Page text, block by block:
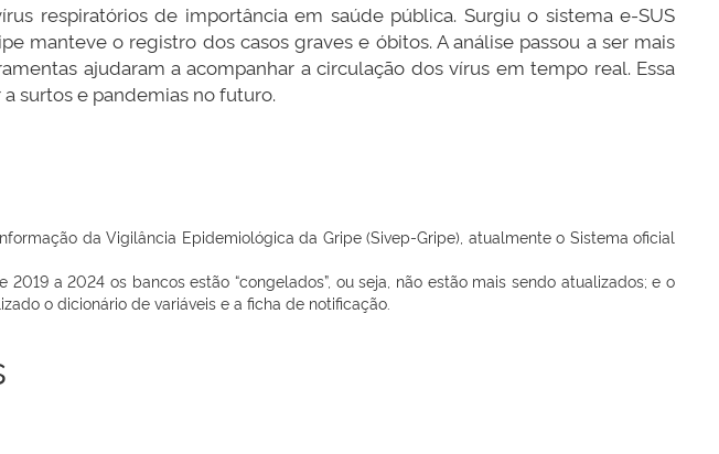
respiratórios de importância em saúde pública. Surgiu o sistema e-SUS
manteve o registro dos casos graves e óbitos. A análise passou a ser mais
ajudaram a acompanhar a circulação dos vírus em tempo real. Essa
surtos e pandemias no futuro.
da Vigilância Epidemiológica da Gripe (Sivep-Gripe), atualmente o Sistema oficial
a 2024 os bancos estão “congelados”, ou seja, não estão mais sendo atualizados; e o
o dicionário de variáveis e a ficha de notificação.